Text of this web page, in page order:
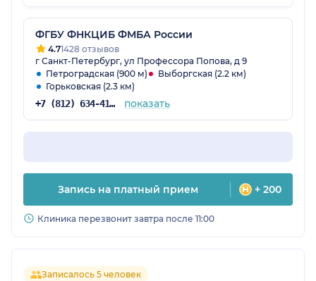
ФГБУ ФНКЦИБ ФМБА России
4.71428 отзывов
г Санкт-Петербург, ул Профессора Попова, д 9
Петроградская (900 м)
Выборгская (2.2 км)
Горьковская (2.3 км)
+7 (812) 634-41-07 показать
Запись на платный прием + 200
Клиника перезвонит завтра после 11:00
Записалось 5 человек